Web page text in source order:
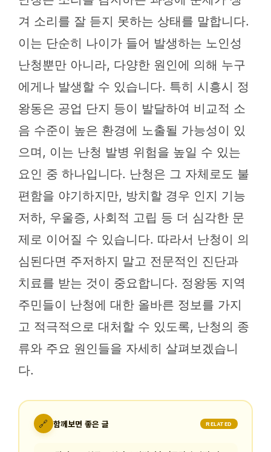
겨 소리를 잘 듣지 못하는 상태를 말합니다.
이는 단순히 나이가 들어 발생하는 노인성
난청뿐만 아니라, 다양한 원인에 의해 누구
에게나 발생할 수 있습니다. 특히 시흥시 정
왕동은 공업 단지 등이 발달하여 비교적 소
음 수준이 높은 환경에 노출될 가능성이 있
으며, 이는 난청 발병 위험을 높일 수 있는
요인 중 하나입니다. 난청은 그 자체로도 불
편함을 야기하지만, 방치할 경우 인지 기능
저하, 우울증, 사회적 고립 등 더 심각한 문
제로 이어질 수 있습니다. 따라서 난청이 의
심된다면 주저하지 말고 전문적인 진단과
치료를 받는 것이 중요합니다. 정왕동 지역
주민들이 난청에 대한 올바른 정보를 가지
고 적극적으로 대처할 수 있도록, 난청의 종
류와 주요 원인들을 자세히 살펴보겠습니
다.
🔗 함께보면 좋은 글 RELATED